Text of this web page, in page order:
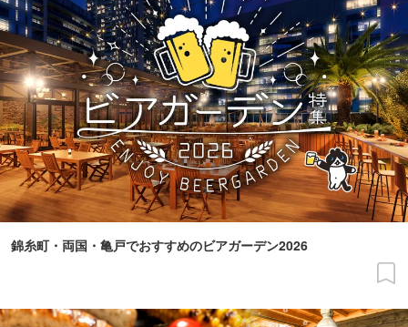
錦糸町・両国・亀戸でおすすめのビアガーデン2026